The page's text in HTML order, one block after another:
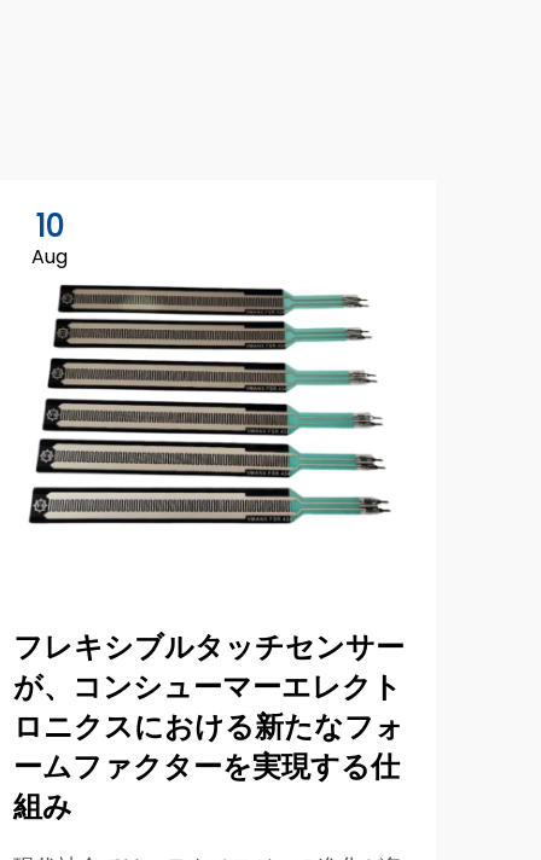
10
Aug
フレキシブルタッチセンサー
が、コンシューマーエレクト
ロニクスにおける新たなフォ
ームファクターを実現する仕
組み